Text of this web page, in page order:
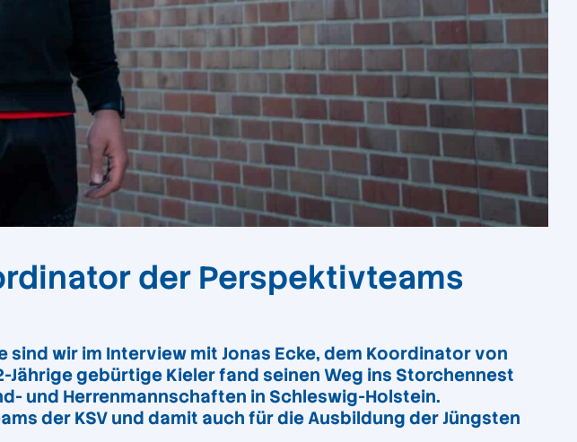
der Perspektivteams
wir im Interview mit Jonas Ecke, dem Koordinator von
gebürtige Kieler fand seinen Weg ins Storchennest
und Herrenmannschaften in Schleswig-Holstein.
der KSV und damit auch für die Ausbildung der Jüngsten